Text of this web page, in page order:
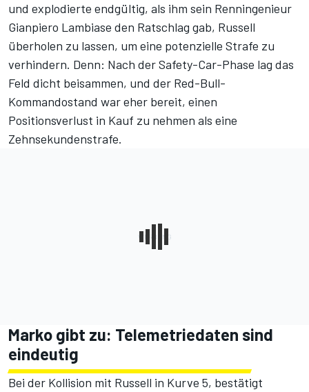
und explodierte endgültig, als ihm sein Renningenieur
Gianpiero Lambiase den Ratschlag gab, Russell
überholen zu lassen, um eine potenzielle Strafe zu
verhindern. Denn: Nach der Safety-Car-Phase lag das
Feld dicht beisammen, und der Red-Bull-
Kommandostand war eher bereit, einen
Positionsverlust in Kauf zu nehmen als eine
Zehnsekundenstrafe.
Marko gibt zu: Telemetriedaten sind
eindeutig
Bei der Kollision mit Russell in Kurve 5, bestätigt